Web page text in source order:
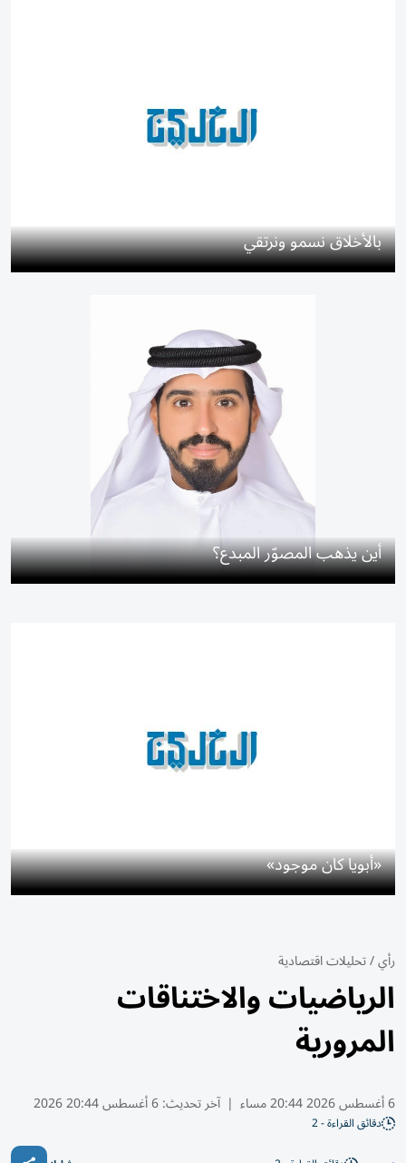
بالأخلاق نسمو ونرتقي
أين يذهب المصوّر المبدع؟
«أبويا كان موجود»
رأي/تحليلات اقتصادية
الرياضيات والاختناقات
المرورية
6 أغسطس 2026 20:44 مساء | آخر تحديث:6 أغسطس 20:44 2026
دقائق القراءة - 2